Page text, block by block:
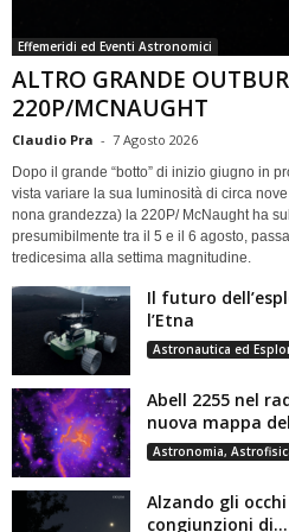
Effemeridi ed Eventi Astronomici
ALTRO GRANDE
220P/MCNAUGHT
Claudio Pra - 7 Agosto 2026
Dopo il grande “botto” di inizio giugno in
vista variare la sua luminosità di circa
nona grandezza) la 220P/ McNaught ha
presumibilmente tra il 5 e il 6 agosto,
tredicesima alla settima magnitudine.
Il futuro
l’Etna
Astronautica ed
Abell 2255 nel
nuova mappa
Astronomia,
Alzando gli
congiunzioni di...